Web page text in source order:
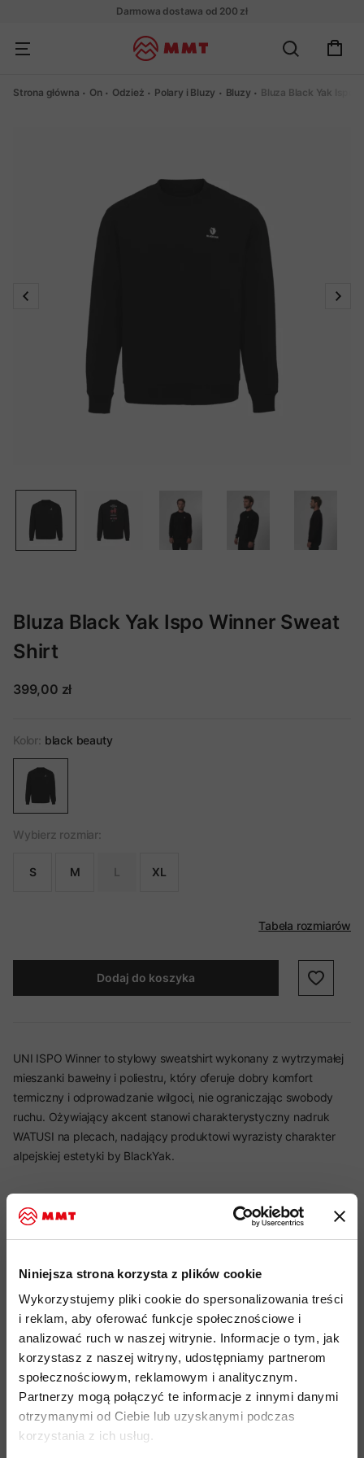
Niniejsza strona korzysta z plików cookie
Wykorzystujemy pliki cookie do spersonalizowania treści
i reklam, aby oferować funkcje społecznościowe i
analizować ruch w naszej witrynie. Informacje o tym, jak
korzystasz z naszej witryny, udostępniamy partnerom
społecznościowym, reklamowym i analitycznym.
Partnerzy mogą połączyć te informacje z innymi danymi
otrzymanymi od Ciebie lub uzyskanymi podczas
korzystania z ich usług.
Darmowa dostawa od 200 zł
Strona główna On Odzież Polary i Bluzy Bluzy Bluza Black Yak Ispo
Bluza Black Yak Ispo Winner Sweat
Shirt
399,00 zł
Kolor: black beauty
Wybierz rozmiar:
S M L XL
Tabela rozmiarów
Dodaj do koszyka
UNI ISPO Winner to stylowy sweatshirt wykonany z wytrzymałej
mieszanki bawełny i poliestru, który oferuje dobry komfort
termiczny i odprowadzanie wilgoci, nie ograniczając swobody
ruchu. Ożywiający akcent stanowi charakterystyczny nadruk
WATUSI na plecach, nadający produktowi wyrazisty charakter
alpejskiej estetyki by BlackYak.
Najważniejsze cechy:
bawełną (40% poliester, 60% bawełna) -materiał łączący
trwałość z komfortem cieplnym i oddychalnością dzianiny
wyrazisty tylny nadruk WATUSI G2 Expedition, jako akcent
brandowy w stylu BlackYak
kod produktu: 7BYSSFU901
Więcej o produkcie